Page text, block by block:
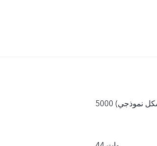
نموذجي)